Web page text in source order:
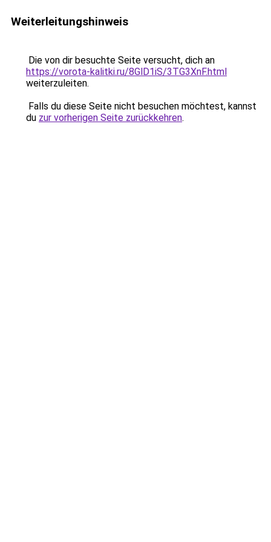
Weiterleitungshinweis
Die von dir besuchte Seite versucht, dich an
https://vorota-kalitki.ru/8GlD1iS/3TG3XnF.html
weiterzuleiten.
Falls du diese Seite nicht besuchen möchtest, kannst
du zur vorherigen Seite zurückkehren.